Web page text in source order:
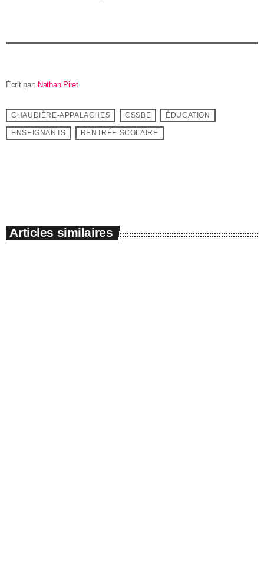
Écrit par: Nathan Piret
CHAUDIÈRE-APPALACHES CSSBE ÉDUCATION
ENSEIGNANTS RENTRÉE SCOLAIRE
Articles similaires